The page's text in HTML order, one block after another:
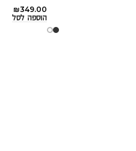
₪349.00
הוספה לסל